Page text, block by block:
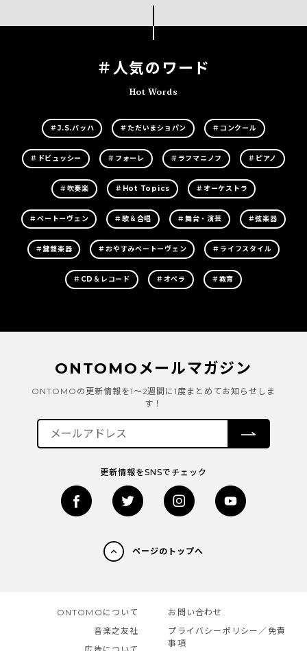
＃人気のワード
Hot Words
＃J.S.バッハ ＃ただいまショパン ＃コンクール
＃ドビュッシー ＃フォーレ ＃ラフマニノフ ＃ピアノ
＃吹奏楽 ＃Hot Topics ＃オーケストラ
＃ベートーヴェン ＃歌＆合唱 ＃舞台・演芸 ＃弦楽器
＃鍵盤楽器 ＃おやすみベートーヴェン ＃ライフスタイル
＃CD＆レコード ＃オペラ ＃教育
ONTOMOメールマガジン
ONTOMOの更新情報を1～2週間に1度まとめてお知らせしま
す！
更新情報をSNSでチェック
ページのトップへ
ONTOMOについて
音楽之友社
お問い合わせ
プライバシーポリシー／免責
事項